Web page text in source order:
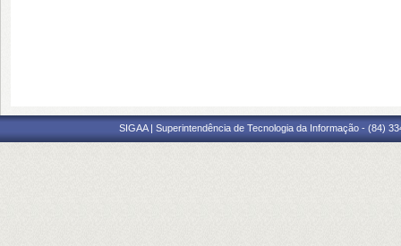
SIGAA | Superintendência de Tecnologia da Informação - (84)